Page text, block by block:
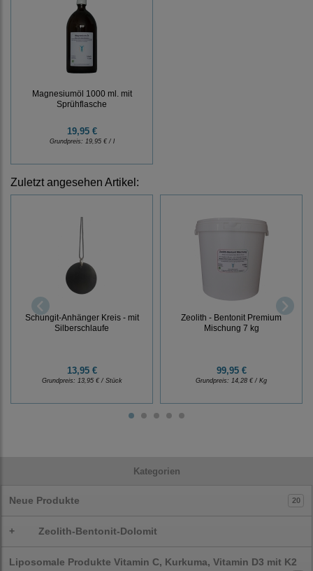
Kategorien
Neue Produkte 20
+ Zeolith-Bentonit-Dolomit
Liposomale Produkte Vitamin C, Kurkuma, Vitamin D3 mit K2
Magnesiumöl 1000 ml. mit
Sprühflasche
19,95 €
Grundpreis: 19,95 € / l
Zuletzt angesehen Artikel:
Schungit-Anhänger Kreis - mit
Silberschlaufe
13,95 €
Grundpreis: 13,95 € / Stück
Zeolith - Bentonit Premium
Mischung 7 kg
99,95 €
Grundpreis: 14,28 € / Kg